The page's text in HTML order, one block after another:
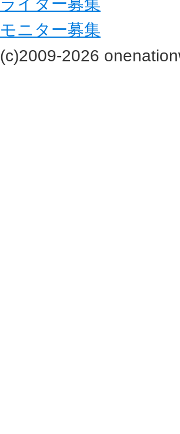
ライター募集
モニター募集
(c)2009-2026